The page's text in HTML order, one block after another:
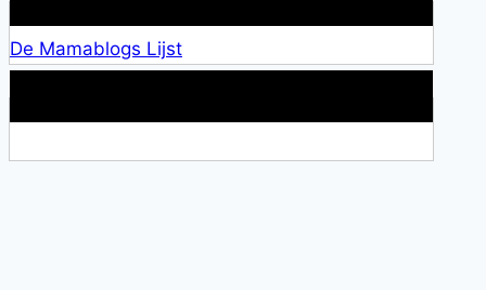
De Mamablogs Lijst